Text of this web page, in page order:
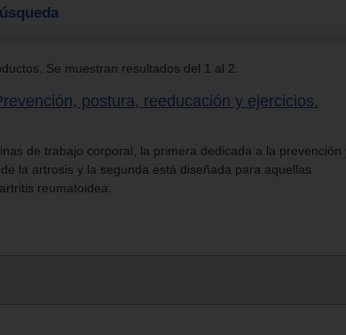
Se muestran resultados del 1 al 2.
postura, reeducación y ejercicios.
de trabajo corporal, la primera dedicada a la prevención
la artrosis y la segunda está diseñada para aquellas
reumatoidea.